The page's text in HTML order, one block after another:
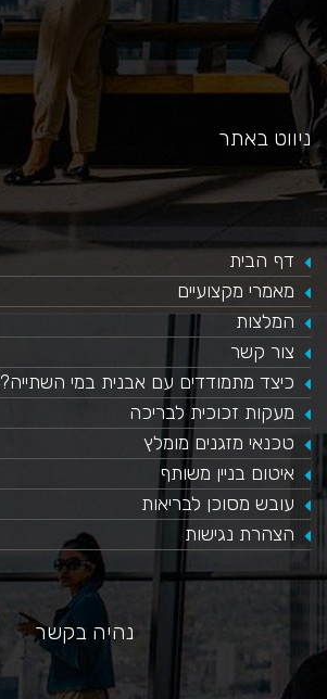
ניווט באתר
דף הבית
מאמרי מקצועיים
המלצות
צור קשר
כיצד מתמודדים עם אבנית במי השתייה?
​מעקות זכוכית לבריכה
טכנאי מזגנים מומלץ
איטום בניין משותף
עובש מסוכן לבריאות
הצהרת נגישות
נהיה בקשר